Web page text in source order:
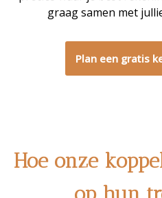
graag samen met
Plan een gratis
Hoe onze